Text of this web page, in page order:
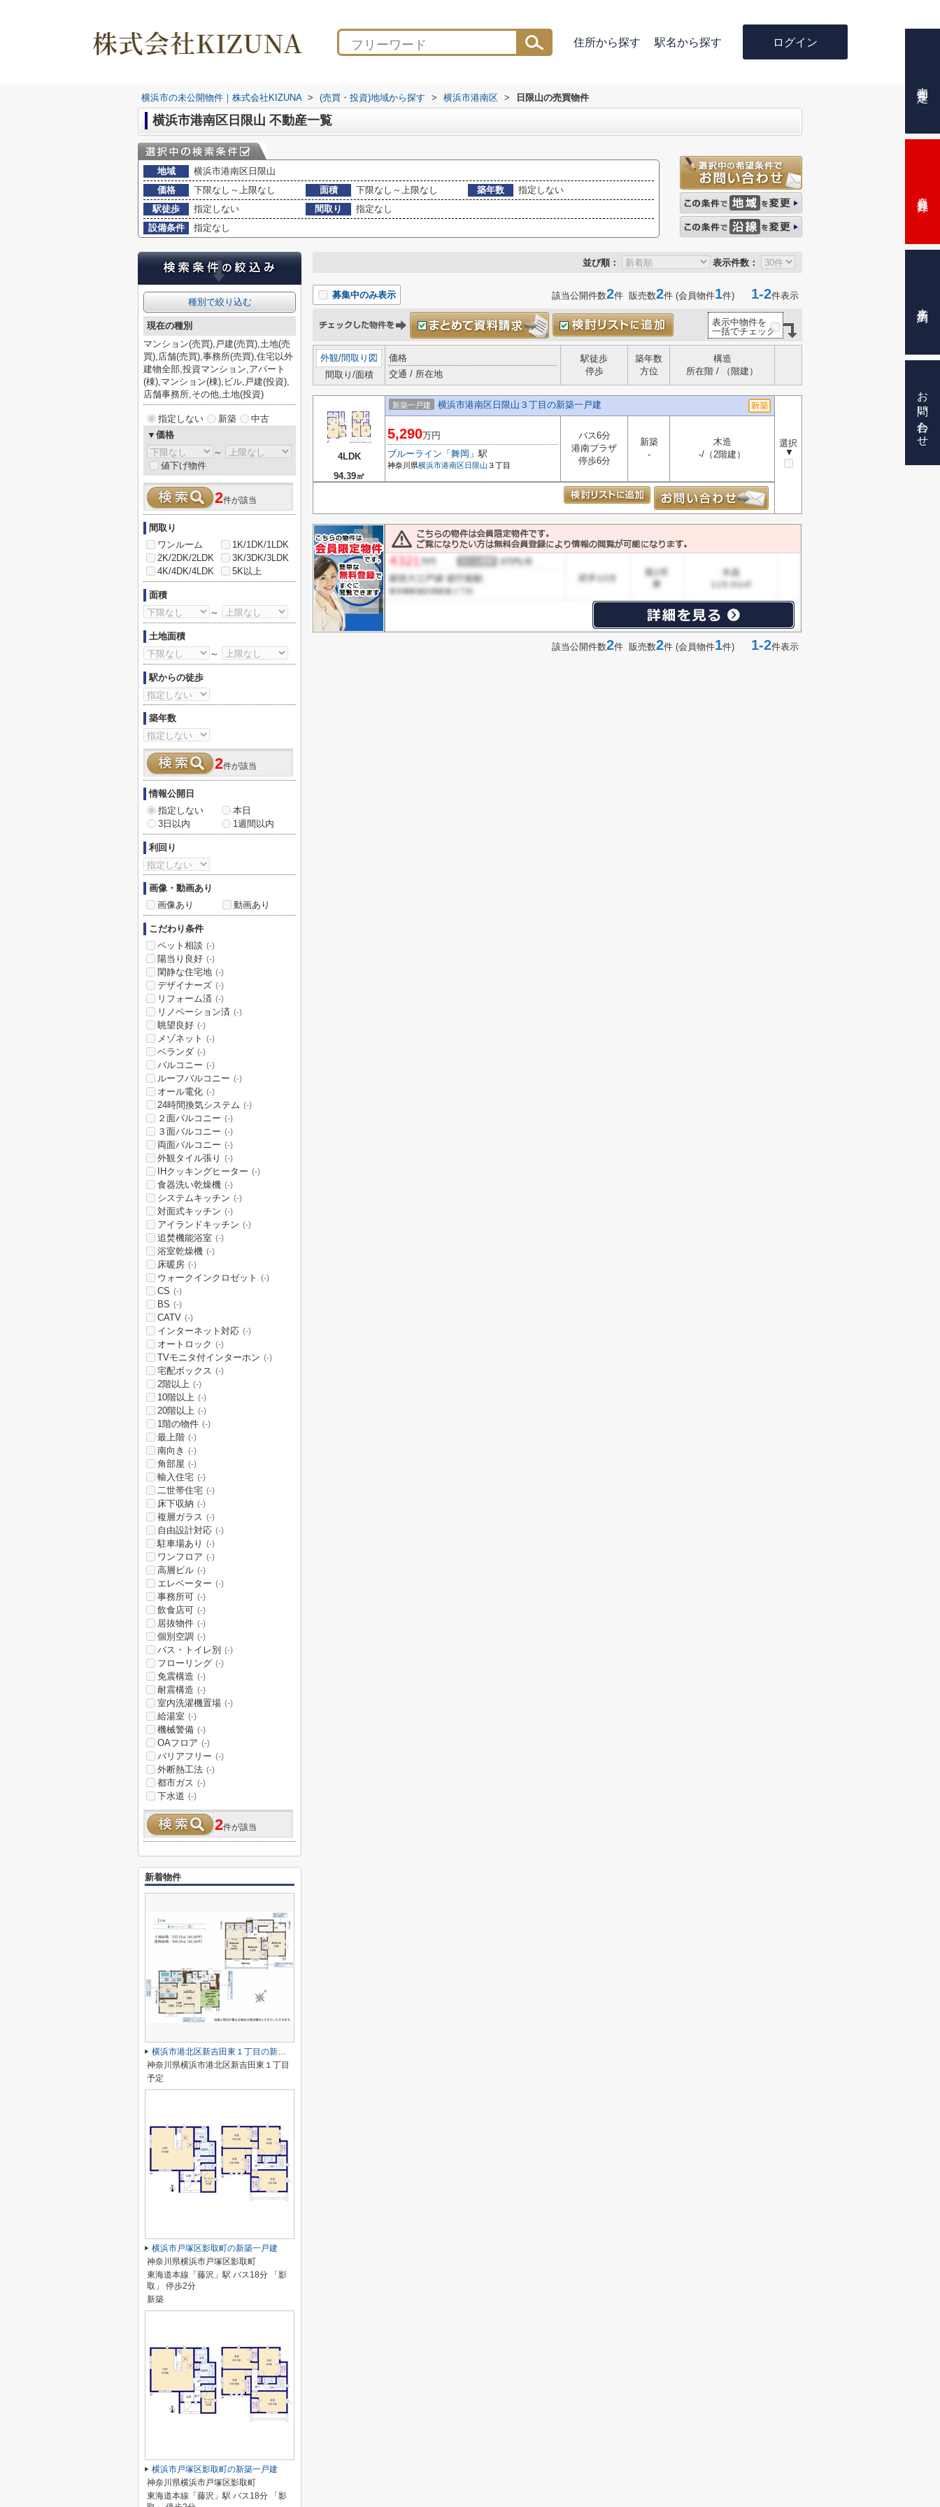
住所から探す 駅名から探す ログイン
横浜市の未公開物件｜株式会社KIZUNA > (売買・投資)地域から探す > 横浜市港南区 > 日限山の売買物件
横浜市港南区日限山 不動産一覧
地域
横浜市港南区日限山
価格
下限なし～上限なし 面積 下限なし～上限なし 築年数
指定しない
駅徒歩
指定しない 間取り
指定なし
設備条件
指定なし
並び順： 表示件数：
募集中のみ表示 該当公開件数2件 販売数2件 (会員物件1件) 1-2件表示
表示中物件を
一括でチェック
外観/間取り図
間取り/面積
価格
交通 / 所在地
駅徒歩
停歩
築年数
方位
構造
所在階 / （階建）
4LDK
94.39㎡
新築一戸建 横浜市港南区日限山３丁目の新築一戸建
選択
▼
5,290万円
ブルーライン 「 舞岡 」駅
神奈川県横浜市港南区日限山 ３丁目
バス6分
港南プラザ
停歩6分
新築
-
木造
-/（2階建）
該当公開件数2件 販売数2件 (会員物件1件) 1-2件表示
種別で絞り込む
現在の種別
マンション(売買),戸建(売買),土地(売
買),店舗(売買),事務所(売買),住宅以外
建物全部,投資マンション,アパート
(棟),マンション(棟),ビル,戸建(投資),
店舗事務所,その他,土地(投資)
指定しない 新築
中古
▼価格
～
値下げ物件
2件が該当
間取り
ワンルーム
1K/1DK/1LDK
2K/2DK/2LDK
3K/3DK/3LDK
4K/4DK/4LDK
5K以上
面積
～
土地面積
～
駅からの徒歩
築年数
2件が該当
情報公開日
指定しない
本日
3日以内
1週間以内
利回り
画像・動画あり
画像あり
動画あり
こだわり条件
ペット相談 (-)
陽当り良好 (-)
閑静な住宅地 (-)
デザイナーズ (-)
リフォーム済 (-)
リノベーション済 (-)
眺望良好 (-)
メゾネット (-)
ベランダ (-)
バルコニー (-)
ルーフバルコニー (-)
オール電化 (-)
24時間換気システム (-)
２面バルコニー (-)
３面バルコニー (-)
両面バルコニー (-)
外観タイル張り (-)
IHクッキングヒーター (-)
食器洗い乾燥機 (-)
システムキッチン (-)
対面式キッチン (-)
アイランドキッチン (-)
追焚機能浴室 (-)
浴室乾燥機 (-)
床暖房 (-)
ウォークインクロゼット (-)
CS (-)
BS (-)
CATV (-)
インターネット対応 (-)
オートロック (-)
TVモニタ付インターホン (-)
宅配ボックス (-)
2階以上 (-)
10階以上 (-)
20階以上 (-)
1階の物件 (-)
最上階 (-)
南向き (-)
角部屋 (-)
輸入住宅 (-)
二世帯住宅 (-)
床下収納 (-)
複層ガラス (-)
自由設計対応 (-)
駐車場あり (-)
ワンフロア (-)
高層ビル (-)
エレベーター (-)
事務所可 (-)
飲食店可 (-)
居抜物件 (-)
個別空調 (-)
バス・トイレ別 (-)
フローリング (-)
免震構造 (-)
耐震構造 (-)
室内洗濯機置場 (-)
給湯室 (-)
機械警備 (-)
OAフロア (-)
バリアフリー (-)
外断熱工法 (-)
都市ガス (-)
下水道 (-)
2件が該当
新着物件
横浜市港北区新吉田東１丁目の新築一戸建
神奈川県横浜市港北区新吉田東１丁目
予定
横浜市戸塚区影取町の新築一戸建
神奈川県横浜市戸塚区影取町
東海道本線「藤沢」駅 バス18分 「影
取」 停歩2分
新築
横浜市戸塚区影取町の新築一戸建
神奈川県横浜市戸塚区影取町
東海道本線「藤沢」駅 バス18分 「影
お問い合わせ